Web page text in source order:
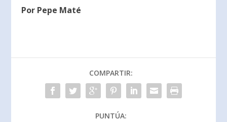
Por Pepe Maté
COMPARTIR:
PUNTÚA: